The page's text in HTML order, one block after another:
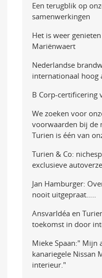
Een terugblik op
samenwerkingen
Het is weer
Mariënwaert
Nederlandse
internationaal hoog
B Corp-certificering
We zoeken voor
voorwaarden bij de
Turien is één van
Turien & Co:
exclusieve
Jan Hamburger:
nooit uitgepraat…..
AnsvarIdéa en
toekomst in door
Mieke Spaan:" Mijn
kanariegele Nissan
interieur."